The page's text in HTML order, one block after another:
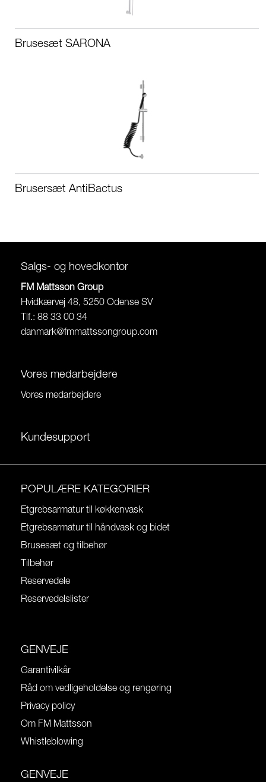
Brusesæt SARONA
Brusersæt AntiBactus
Salgs- og hovedkontor
FM Mattsson Group
Hvidkærvej 48, 5250 Odense SV
Tlf.: 88 33 00 34
danmark@fmmattssongroup.com
Vores medarbejdere
Vores medarbejdere
Kundesupport
POPULÆRE KATEGORIER
Etgrebsarmatur til køkkenvask
Etgrebsarmatur til håndvask og bidet
Brusesæt og tilbehør
Tilbehør
Reservedele
Reservedelslister
GENVEJE
Garantivilkår
Råd om vedligeholdelse og rengøring
Privacy policy
Om FM Mattsson
Whistleblowing
GENVEJE